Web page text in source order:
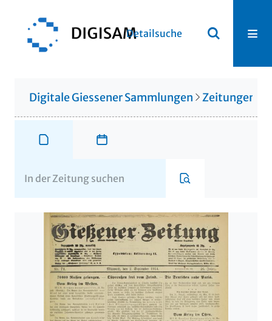
Detailsuche
Digitale Giessener Sammlungen Zeitungen